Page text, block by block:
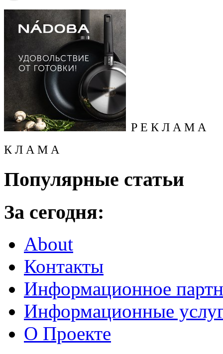
Р Е К Л А М А
К Л А М А
Популярные статьи
За сегодня:
About
Контакты
Информационное
Информационные
О Проекте